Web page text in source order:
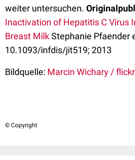
weiter untersuchen.
Inactivation of Hepatitis C Virus
Breast MilkStephanie Pfaender
10.1093/infdis/jit519; 2013
Bildquelle: Marcin Wichary / flickr
© Copyright